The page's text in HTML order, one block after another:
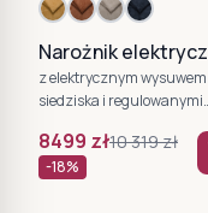
z elektrycznym wysuwem
siedziska i regulowanymi
8499 zł10 319zł
-18%